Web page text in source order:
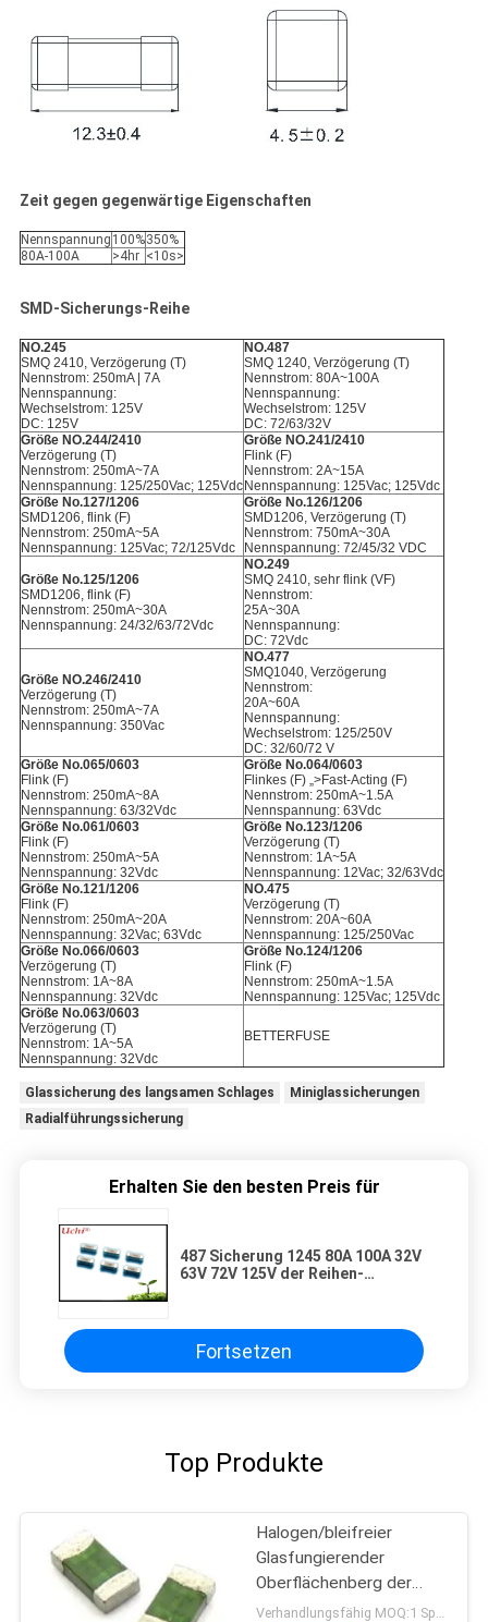
Zeit gegen gegenwärtige Eigenschaften
Nennspannung 100%350%
80A-100A
>4hr <10s>
SMD-Sicherungs-Reihe
NO.245
SMQ 2410, Verzögerung (T)
Nennstrom: 250mA | 7A
Nennspannung:
Wechselstrom: 125V
DC: 125V
NO.487
SMQ 1240, Verzögerung (T)
Nennstrom: 80A~100A
Nennspannung:
Wechselstrom: 125V
DC: 72/63/32V
Größe NO.244/2410
Verzögerung (T)
Nennstrom: 250mA~7A
Nennspannung: 125/250Vac; 125Vdc
Größe NO.241/2410
Flink (F)
Nennstrom: 2A~15A
Nennspannung: 125Vac; 125Vdc
Größe No.127/1206
SMD1206, flink (F)
Nennstrom: 250mA~5A
Nennspannung: 125Vac; 72/125Vdc
Größe No.126/1206
SMD1206, Verzögerung (T)
Nennstrom: 750mA~30A
Nennspannung: 72/45/32 VDC
Größe No.125/1206
SMD1206, flink (F)
Nennstrom: 250mA~30A
Nennspannung: 24/32/63/72Vdc
NO.249
SMQ 2410, sehr flink (VF)
Nennstrom:
25A~30A
Nennspannung:
DC: 72Vdc
Größe NO.246/2410
Verzögerung (T)
Nennstrom: 250mA~7A
Nennspannung: 350Vac
NO.477
SMQ1040, Verzögerung
Nennstrom:
20A~60A
Nennspannung:
Wechselstrom: 125/250V
DC: 32/60/72 V
Größe No.065/0603
Flink (F)
Nennstrom: 250mA~8A
Nennspannung: 63/32Vdc
Größe No.064/0603
Flinkes (F) „>Fast-Acting (F)
Nennstrom: 250mA~1.5A
Nennspannung: 63Vdc
Größe No.061/0603
Flink (F)
Nennstrom: 250mA~5A
Nennspannung: 32Vdc
Größe No.123/1206
Verzögerung (T)
Nennstrom: 1A~5A
Nennspannung: 12Vac; 32/63Vdc
Größe No.121/1206
Flink (F)
Nennstrom: 250mA~20A
Nennspannung: 32Vac; 63Vdc
NO.475
Verzögerung (T)
Nennstrom: 20A~60A
Nennspannung: 125/250Vac
Größe No.066/0603
Verzögerung (T)
Nennstrom: 1A~8A
Nennspannung: 32Vdc
Größe No.124/1206
Flink (F)
Nennstrom: 250mA~1.5A
Nennspannung: 125Vac; 125Vdc
Größe No.063/0603
Verzögerung (T)
Nennstrom: 1A~5A
Nennspannung: 32Vdc
BETTERFUSE
Glassicherung des langsamen Schlages
Miniglassicherungen
Radialführungssicherung
Erhalten Sie den besten Preis für
487 Sicherung 1245 80A 100A 32V
63V 72V 125V der Reihen-
Fortsetzen
Top Produkte
Halogen/bleifreier
Glasfungierender
Oberflächenberg der
sicherungs-1206 schnell